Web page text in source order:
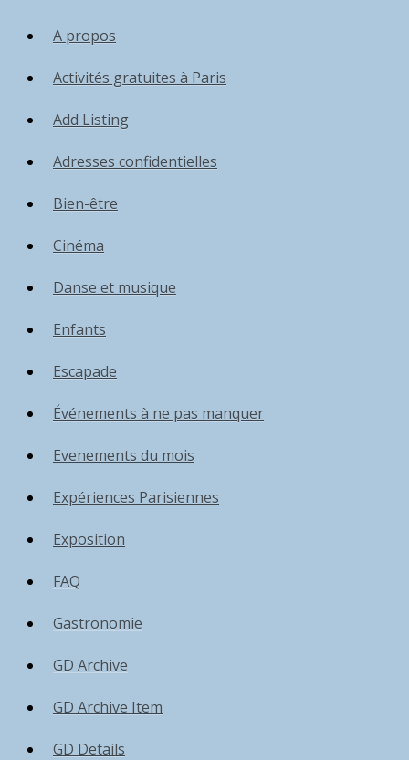
A propos
Activités gratuites à Paris
Add Listing
Adresses confidentielles
Bien-être
Cinéma
Danse et musique
Enfants
Escapade
Événements à ne pas manquer
Evenements du mois
Expériences Parisiennes
Exposition
FAQ
Gastronomie
GD Archive
GD Archive Item
GD Details